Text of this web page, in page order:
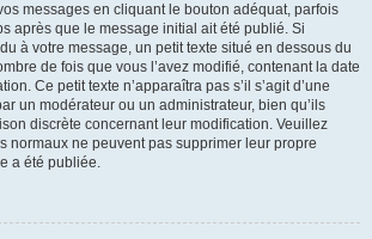
messages en cliquant le bouton adéquat, parfois
après que le message initial ait été publié. Si
à votre message, un petit texte situé en dessous du
de fois que vous l’avez modifié, contenant la date
Ce petit texte n’apparaîtra pas s’il s’agit d’une
un modérateur ou un administrateur, bien qu’ils
discrète concernant leur modification. Veuillez
normaux ne peuvent pas supprimer leur propre
a été publiée.